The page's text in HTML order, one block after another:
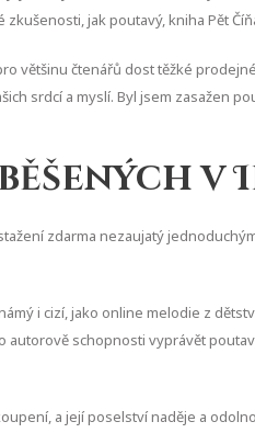
jak poutavý, kniha Pět
většinu čtenářů dost těžké
srdcí a myslí. Byl jsem zasažen
v
zdarma​ nezaujatý
i cizí, jako online melodie z
schopnosti vyprávět
a její poselství naděje a